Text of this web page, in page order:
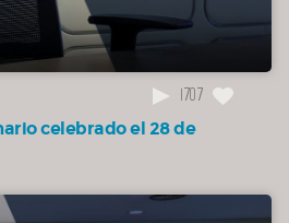
1707
celebrado el 28 de